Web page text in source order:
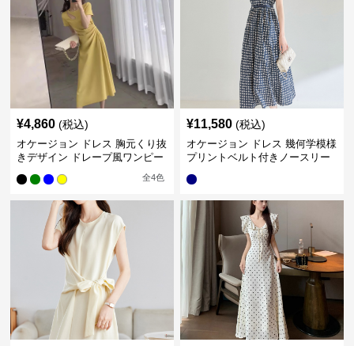
¥4,860 (税込)
オケージョン ドレス 胸元くり抜
きデザイン ドレープ風ワンピー
全4色
¥11,580 (税込)
オケージョン ドレス 幾何学模様
プリントベルト付きノースリー